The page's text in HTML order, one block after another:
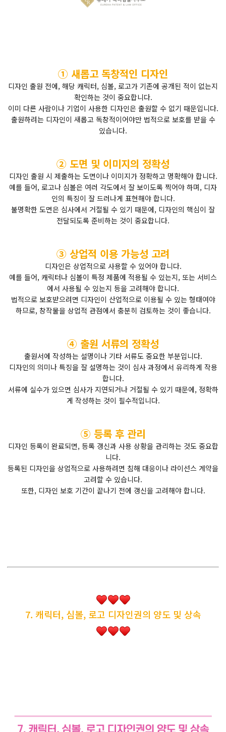
① 새롭고 독창적인 디자인
디자인 출원 전에, 해당 캐릭터, 심볼, 로고가 기존에 공개된 적이 없는지
확인하는 것이 중요합니다.
이미 다른 사람이나 기업이 사용한 디자인은 출원할 수 없기 때문입니다.
출원하려는 디자인이 새롭고 독창적이어야만 법적으로 보호를 받을 수
있습니다.
② 도면 및 이미지의 정확성
디자인 출원 시 제출하는 도면이나 이미지가 정확하고 명확해야 합니다.
예를 들어, 로고나 심볼은 여러 각도에서 잘 보이도록 찍어야 하며, 디자
인의 특징이 잘 드러나게 표현해야 합니다.
불명확한 도면은 심사에서 거절될 수 있기 때문에, 디자인의 핵심이 잘
전달되도록 준비하는 것이 중요합니다.
③ 상업적 이용 가능성 고려
디자인은 상업적으로 사용할 수 있어야 합니다.
예를 들어, 캐릭터나 심볼이 특정 제품에 적용될 수 있는지, 또는 서비스
에서 사용될 수 있는지 등을 고려해야 합니다.
법적으로 보호받으려면 디자인이 산업적으로 이용될 수 있는 형태여야
하므로, 창작물을 상업적 관점에서 충분히 검토하는 것이 좋습니다.
④ 출원 서류의 정확성
출원서에 작성하는 설명이나 기타 서류도 중요한 부분입니다.
디자인의 의미나 특징을 잘 설명하는 것이 심사 과정에서 유리하게 작용
합니다.
서류에 실수가 있으면 심사가 지연되거나 거절될 수 있기 때문에, 정확하
게 작성하는 것이 필수적입니다.
⑤ 등록 후 관리
디자인 등록이 완료되면, 등록 갱신과 사용 상황을 관리하는 것도 중요합
니다.
등록된 디자인을 상업적으로 사용하려면 침해 대응이나 라이선스 계약을
고려할 수 있습니다.
또한, 디자인 보호 기간이 끝나기 전에 갱신을 고려해야 합니다.
7. 캐릭터, 심볼, 로고 디자인권의 양도 및 상속